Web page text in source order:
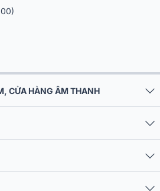
hoạt động ổn định và bền bỉ trong
TS12S
hảo cho nhiều ứng dụng, từ giải trí
nghiệp.
CỬA HÀNG ÂM THANH